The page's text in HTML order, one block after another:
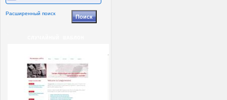
Расширенный поиск